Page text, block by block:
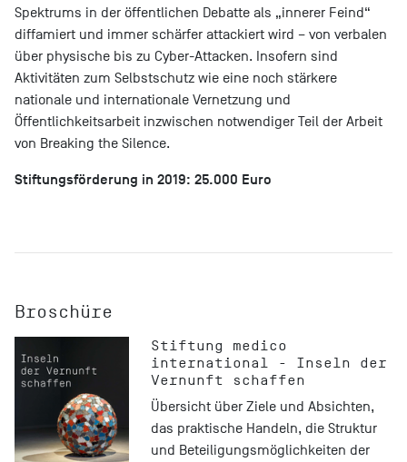
Spektrums in der öffentlichen Debatte als „innerer Feind“
diffamiert und immer schärfer attackiert wird – von verbalen
über physische bis zu Cyber-Attacken. Insofern sind
Aktivitäten zum Selbstschutz wie eine noch stärkere
nationale und internationale Vernetzung und
Öffentlichkeitsarbeit inzwischen notwendiger Teil der Arbeit
von Breaking the Silence.
Stiftungsförderung in 2019: 25.000 Euro
Broschüre
Stiftung medico
international - Inseln der
Vernunft schaffen
Übersicht über Ziele und Absichten,
das praktische Handeln, die Struktur
und Beteiligungsmöglichkeiten der